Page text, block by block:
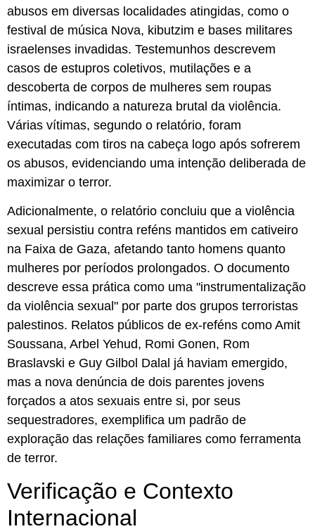
abusos em diversas localidades atingidas, como o
festival de música Nova, kibutzim e bases militares
israelenses invadidas. Testemunhos descrevem
casos de estupros coletivos, mutilações e a
descoberta de corpos de mulheres sem roupas
íntimas, indicando a natureza brutal da violência.
Várias vítimas, segundo o relatório, foram
executadas com tiros na cabeça logo após sofrerem
os abusos, evidenciando uma intenção deliberada de
maximizar o terror.
Adicionalmente, o relatório concluiu que a violência
sexual persistiu contra reféns mantidos em cativeiro
na Faixa de Gaza, afetando tanto homens quanto
mulheres por períodos prolongados. O documento
descreve essa prática como uma "instrumentalização
da violência sexual" por parte dos grupos terroristas
palestinos. Relatos públicos de ex-reféns como Amit
Soussana, Arbel Yehud, Romi Gonen, Rom
Braslavski e Guy Gilbol Dalal já haviam emergido,
mas a nova denúncia de dois parentes jovens
forçados a atos sexuais entre si, por seus
sequestradores, exemplifica um padrão de
exploração das relações familiares como ferramenta
de terror.
Verificação e Contexto
Internacional